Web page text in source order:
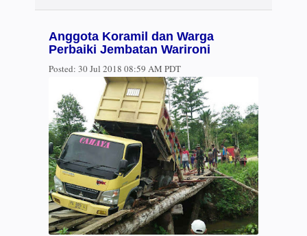
Anggota Koramil dan Warga
Perbaiki Jembatan Warironi
Posted: 30 Jul 2018 08:59 AM PDT